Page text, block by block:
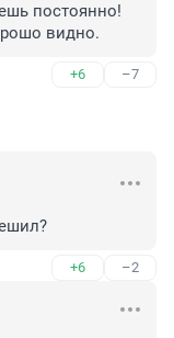
постоянно!
видно.
+6 –7
+6 –2